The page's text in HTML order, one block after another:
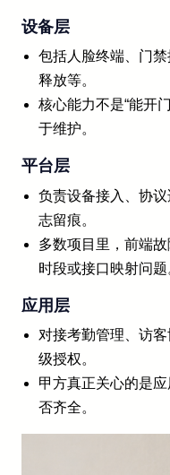
设备层
包括人脸终端、门
释放等。
核心能力不是“能开
于维护。
平台层
负责设备接入、协
志留痕。
多数项目里，前端
时段或接口映射问题
应用层
对接考勤管理、访
级授权。
甲方真正关心的是
否齐全。